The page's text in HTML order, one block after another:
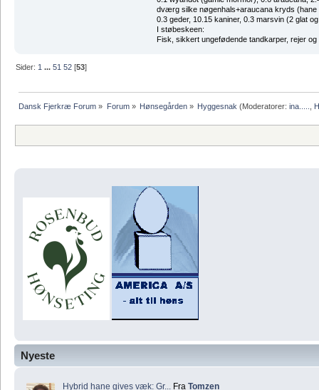
Nyeste
Hybrid hane gives væk: Gr... Fra Tomzen
dværg silke nøgenhals+araucana kryds
0.3 geder, 10.15 kaniner, 0.3 marsvin (2 glat
I støbeskeen:
Fisk, sikkert ungefødende tandkarper, rejer
Sider: 1 ...51 52 [53]
Dansk Fjerkræ Forum » Forum» Hønsegården» Hyggesnak (Moderatorer:ina.....